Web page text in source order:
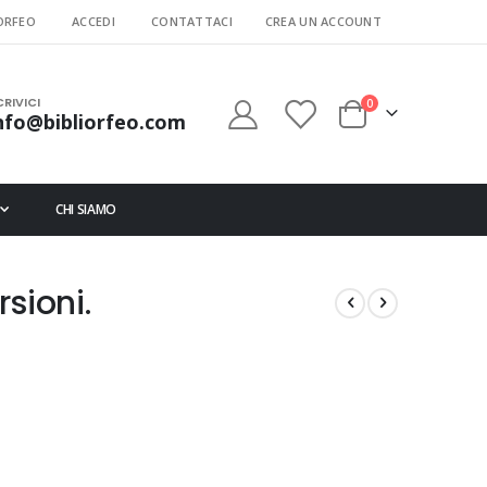
ACCEDI CONTATTACI CREA UN ACCOUNT
Cart
0elementi
CHI SIAMO